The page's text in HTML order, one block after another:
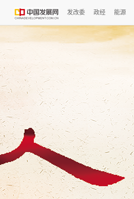
发改委 政经 能源